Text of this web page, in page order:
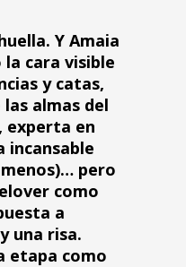
Y Amaia
cara visible
y catas,
almas del
experta en
incansable
menos)… pero
como
a
una risa.
etapa como